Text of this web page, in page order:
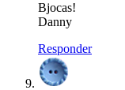
Bjocas!
Danny
Responder